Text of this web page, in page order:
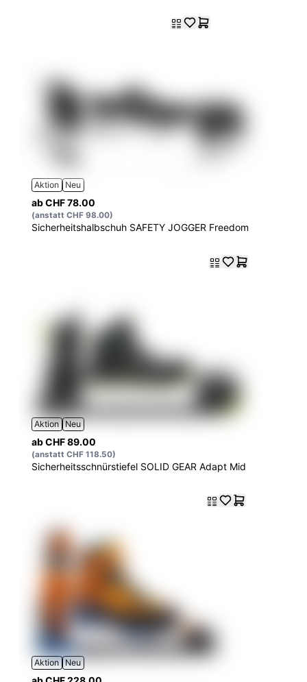
Aktion Neu
ab CHF 78.00
(anstatt CHF 98.00)
Sicherheitshalbschuh SAFETY JOGGER Freedom
Aktion Neu
ab CHF 89.00
(anstatt CHF 118.50)
Sicherheitsschnürstiefel SOLID GEAR Adapt Mid
Aktion Neu